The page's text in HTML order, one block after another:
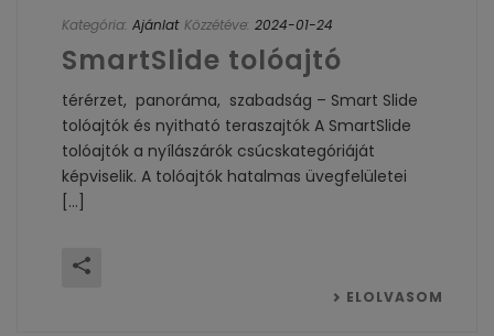
Kategória: Ajánlat Közzétéve: 2024-01-24
SmartSlide tolóajtó
térérzet, panoráma, szabadság – Smart Slide
tolóajtók és nyitható teraszajtók A SmartSlide
tolóajtók a nyílászárók csúcskategóriáját
képviselik. A tolóajtók hatalmas üvegfelületei
[...]
ELOLVASOM